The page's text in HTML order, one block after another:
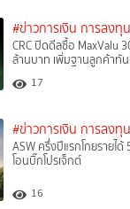
#ข่าวการเงิน การลงทุน
CRC ปิดดีลซื้อ MaxValu
ล้านบาท เพิ่มฐานลูกค้าทั
17
#ข่าวการเงิน การลงทุน
ASW ครึ่งปีแรกโกยรายไ
โอนบิ๊กโปรเจ็กต์
16